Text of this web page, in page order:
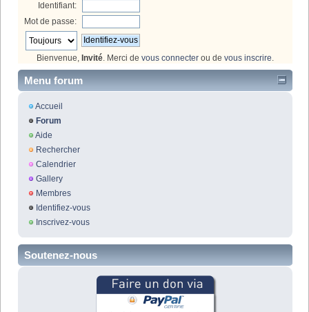
Identifiant:
Mot de passe:
Bienvenue, Invité. Merci de vous connecter ou de vous inscrire.
Menu forum
Accueil
Forum
Aide
Rechercher
Calendrier
Gallery
Membres
Identifiez-vous
Inscrivez-vous
Soutenez-nous